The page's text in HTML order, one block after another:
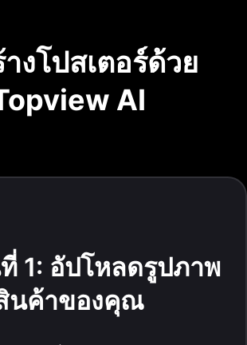
งโปสเตอร์ด้วย
AI
1: อัปโหลดรูปภาพ
นค้าของคุณ